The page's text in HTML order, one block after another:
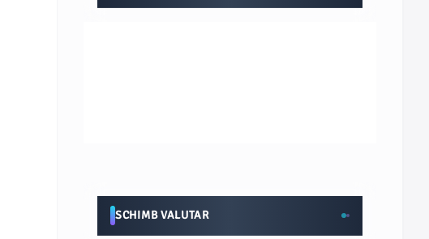
SCHIMB VALUTAR